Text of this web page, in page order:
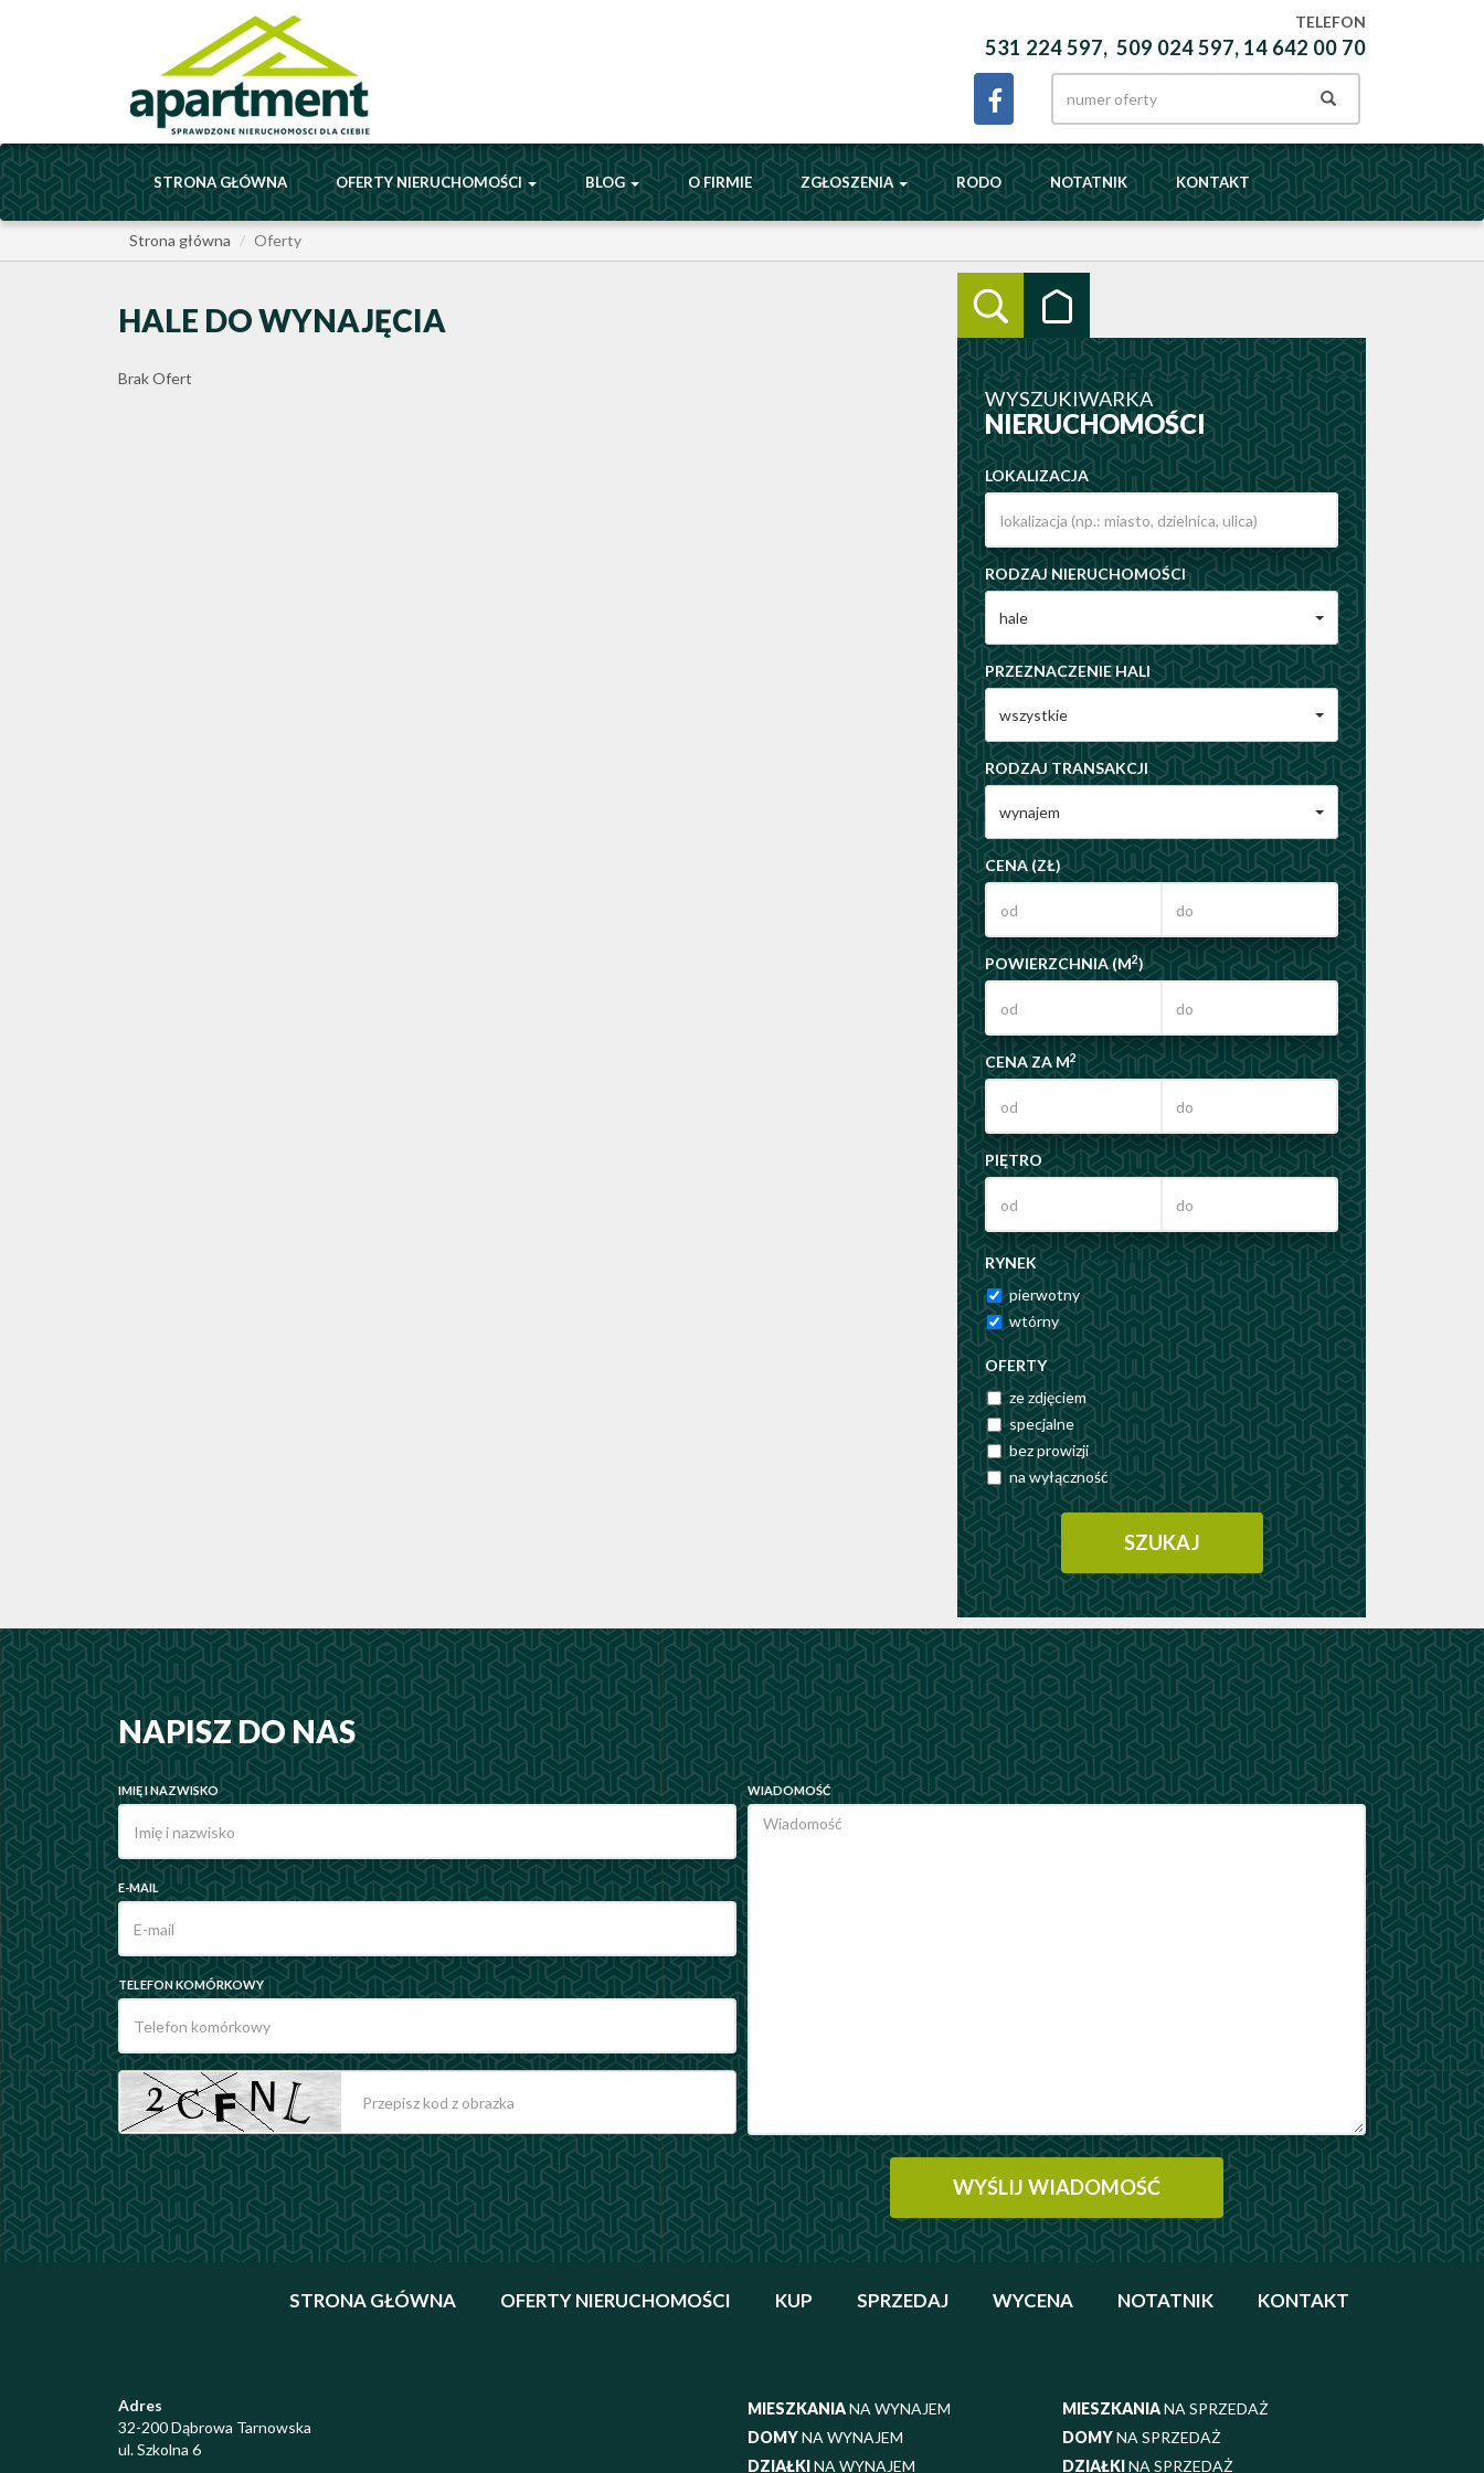
TELEFON
531 224 597, 509 024 597, 14 642 00 70
STRONA GŁÓWNA OFERTY NIERUCHOMOŚCI BLOG O FIRMIE ZGŁOSZENIA RODO NOTATNIK KONTAKT
Strona główna Oferty
WYSZUKIWARKA
NIERUCHOMOŚCI
LOKALIZACJA
RODZAJ NIERUCHOMOŚCI
hale
PRZEZNACZENIE HALI
wszystkie
RODZAJ TRANSAKCJI
wynajem
CENA (ZŁ)
POWIERZCHNIA (M2)
CENA ZA M2
PIĘTRO
RYNEK
pierwotny
wtórny
OFERTY
ze zdjęciem
specjalne
bez prowizji
na wyłączność
HALE DO WYNAJĘCIA
Brak Ofert
NAPISZ DO NAS
IMIĘ I NAZWISKO
E-MAIL
TELEFON KOMÓRKOWY
WIADOMOŚĆ
STRONA GŁÓWNA OFERTY NIERUCHOMOŚCI KUP SPRZEDAJ WYCENA NOTATNIK KONTAKT
Adres
32-200 Dąbrowa Tarnowska
ul. Szkolna 6
MIESZKANIANA WYNAJEM
DOMYNA WYNAJEM
DZIAŁKINA WYNAJEM
MIESZKANIANA SPRZEDAŻ
DOMYNA SPRZEDAŻ
DZIAŁKINA SPRZEDAŻ